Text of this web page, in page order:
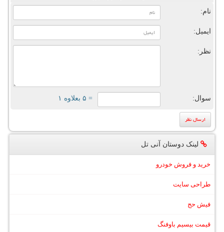
نام:
ایمیل:
نظر:
سوال: = ۵ بعلاوه ۱
لینک دوستان آنی تل
خرید و فروش خودرو
طراحی سایت
فیش حج
قیمت بیسیم باوفنگ